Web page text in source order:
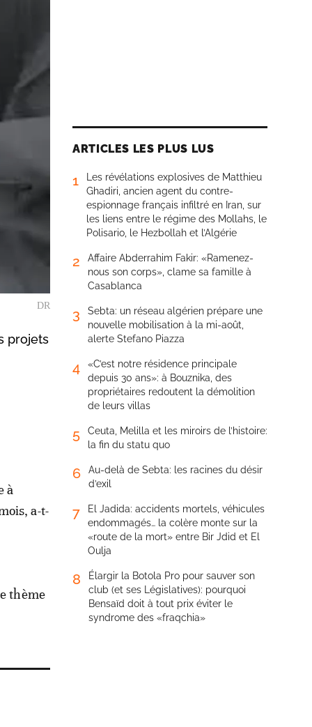
DR
projets
à
a-t-
thème
ARTICLES LES PLUS LUS
1
Les révélations explosives de Matthieu
Ghadiri, ancien agent du contre-
espionnage français infiltré en Iran, sur
les liens entre le régime des Mollahs, le
Polisario, le Hezbollah et l’Algérie
2
Affaire Abderrahim Fakir: «Ramenez-
nous son corps», clame sa famille à
Casablanca
3
Sebta: un réseau algérien prépare une
nouvelle mobilisation à la mi-août,
alerte Stefano Piazza
4
«C’est notre résidence principale
depuis 30 ans»: à Bouznika, des
propriétaires redoutent la démolition
de leurs villas
5
Ceuta, Melilla et les miroirs de l’histoire:
la fin du statu quo
6
Au-delà de Sebta: les racines du désir
d’exil
7
El Jadida: accidents mortels, véhicules
endommagés… la colère monte sur la
«route de la mort» entre Bir Jdid et El
Oulja
8
Élargir la Botola Pro pour sauver son
club (et ses Législatives): pourquoi
Bensaïd doit à tout prix éviter le
syndrome des «fraqchia»